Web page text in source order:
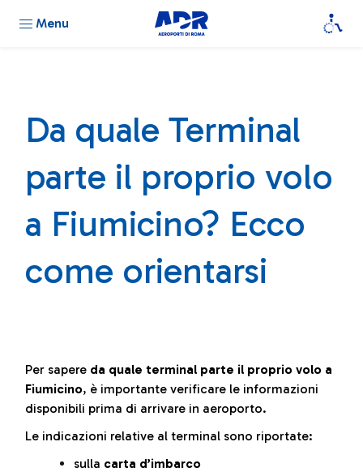
Menu
Da quale Terminal
parte il proprio volo
a Fiumicino? Ecco
come orientarsi
Per sapere da quale terminal parte il proprio volo a
Fiumicino, è importante verificare le informazioni
disponibili prima di arrivare in aeroporto.
Le indicazioni relative al terminal sono riportate:
sulla carta d’imbarco